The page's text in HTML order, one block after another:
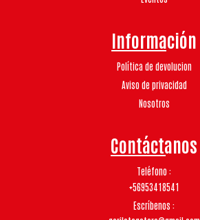
Información
Política de devolucion
Aviso de privacidad
Nosotros
Contáctanos
Teléfono
+56953418541
Escríbenos